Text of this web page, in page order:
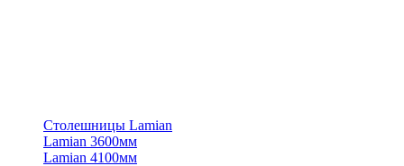
Столешницы Lamian
Lamian 3600мм
Lamian 4100мм